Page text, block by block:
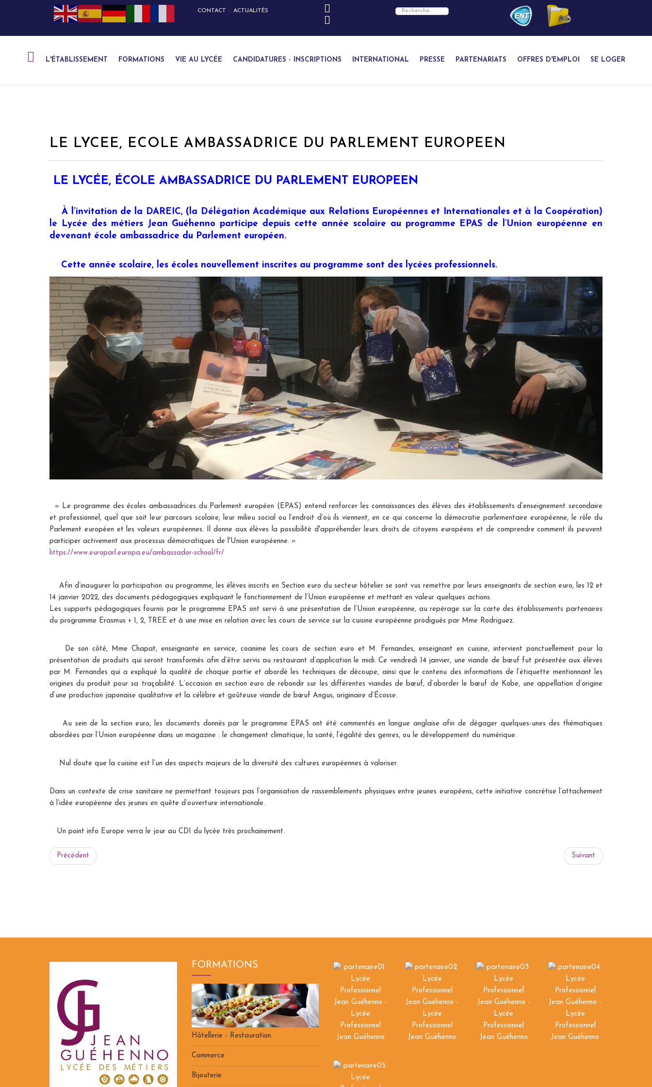
CONTACT ACTUALITÉS
L'ÉTABLISSEMENT FORMATIONS VIE AU LYCÉE CANDIDATURES - INSCRIPTIONS INTERNATIONAL PRESSE PARTENARIATS OFFRES D'EMPLOI SE LOGER
LE LYCEE, ECOLE AMBASSADRICE DU PARLEMENT EUROPEEN
LE LYCÉE, ÉCOLE AMBASSADRICE DU PARLEMENT EUROPEEN
À l’invitation de la DAREIC, (la Délégation Académique aux Relations Européennes et Internationales et à la Coopération)
le Lycée des métiers Jean Guéhenno participe depuis cette année scolaire au programme EPAS de l’Union européenne en
devenant école ambassadrice du Parlement européen.
Cette année scolaire, les écoles nouvellement inscrites au programme sont des lycées professionnels.
« Le programme des écoles ambassadrices du Parlement européen (EPAS) entend renforcer les connaissances des élèves des établissements d’enseignement secondaire
et professionnel, quel que soit leur parcours scolaire, leur milieu social ou l’endroit d’où ils viennent, en ce qui concerne la démocratie parlementaire européenne, le rôle du
Parlement européen et les valeurs européennes. Il donne aux élèves la possibilité d'appréhender leurs droits de citoyens européens et de comprendre comment ils peuvent
participer activement aux processus démocratiques de l'Union européenne. »
https://www.europarl.europa.eu/ambassador-school/fr/
Afin d’inaugurer la participation au programme, les élèves inscrits en Section euro du secteur hôtelier se sont vus remettre par leurs enseignants de section euro, les 12 et
14 janvier 2022, des documents pédagogiques expliquant le fonctionnement de l’Union européenne et mettant en valeur quelques actions.
Les supports pédagogiques fournis par le programme EPAS ont servi à une présentation de l’Union européenne, au repérage sur la carte des établissements partenaires
du programme Erasmus + 1, 2, TREE et à une mise en relation avec les cours de service sur la cuisine européenne prodigués par Mme Rodriguez.
De son côté, Mme Chapat, enseignante en service, coanime les cours de section euro et M. Fernandes, enseignant en cuisine, intervient ponctuellement pour la
présentation de produits qui seront transformés afin d’être servis au restaurant d’application le midi. Ce vendredi 14 janvier, une viande de bœuf fut présentée aux élèves
par M. Fernandes qui a expliqué la qualité de chaque partie et abordé les techniques de découpe, ainsi que le contenu des informations de l’étiquette mentionnant les
origines du produit pour sa traçabilité. L’occasion en section euro de rebondir sur les différentes viandes de bœuf, d’aborder le bœuf de Kobe, une appellation d’origine
d’une production japonaise qualitative et la célèbre et goûteuse viande de bœuf Angus, originaire d’Écosse.
Au sein de la section euro, les documents donnés par le programme EPAS ont été commentés en langue anglaise afin de dégager quelques-unes des thématiques
abordées par l’Union européenne dans un magazine : le changement climatique, la santé, l’égalité des genres, ou le développement du numérique.
Nul doute que la cuisine est l’un des aspects majeurs de la diversité des cultures européennes à valoriser.
Dans un contexte de crise sanitaire ne permettant toujours pas l’organisation de rassemblements physiques entre jeunes européens, cette initiative concrétise l’attachement
à l’idée européenne des jeunes en quête d’ouverture internationale.
Un point info Europe verra le jour au CDI du lycée très prochainement.
Précédent Suivant
FORMATIONS
Hôtellerie - Restauration
Commerce
Bijouterie